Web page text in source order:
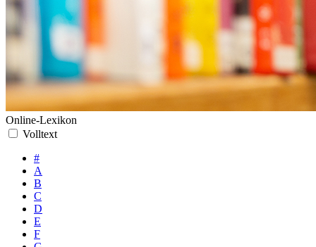
Online-Lexikon
Volltext
#
A
B
C
D
E
F